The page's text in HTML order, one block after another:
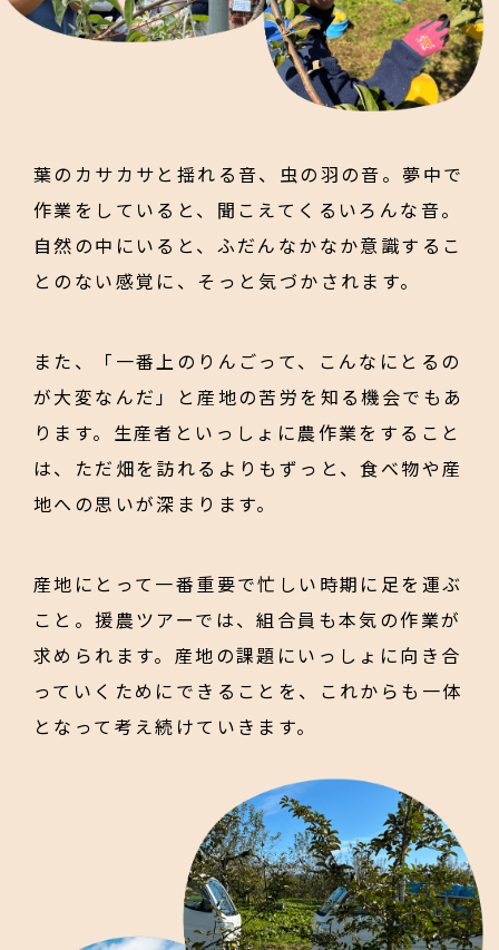
葉のカサカサと揺れる音、虫の羽の音。夢中で
作業をしていると、聞こえてくるいろんな音。
自然の中にいると、ふだんなかなか意識するこ
とのない感覚に、そっと気づかされます。
また、「一番上のりんごって、こんなにとるの
が大変なんだ」と産地の苦労を知る機会でもあ
ります。生産者といっしょに農作業をすること
は、ただ畑を訪れるよりもずっと、食べ物や産
地への思いが深まります。
産地にとって一番重要で忙しい時期に足を運ぶ
こと。援農ツアーでは、組合員も本気の作業が
求められます。産地の課題にいっしょに向き合
っていくためにできることを、これからも一体
となって考え続けていきます。